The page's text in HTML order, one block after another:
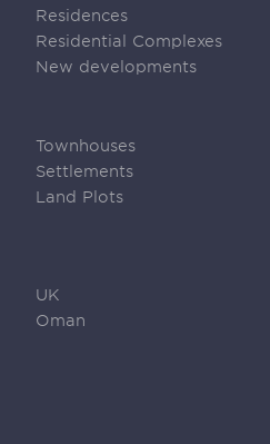
Residences
Residential Complexes
New developments
Townhouses
Settlements
Land Plots
UK
Oman